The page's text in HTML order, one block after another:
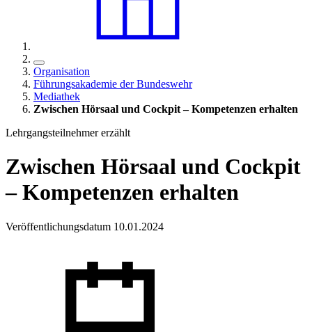
Organisation
Führungsakademie der Bundeswehr
Mediathek
Zwischen Hörsaal und Cockpit – Kompetenzen erhalten
Lehrgangsteilnehmer erzählt
Zwischen Hörsaal und Cockpit
– Kompetenzen erhalten
Veröffentlichungsdatum 10.01.2024